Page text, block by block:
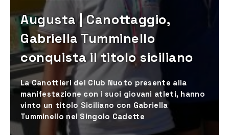
Augusta | Canottaggio,
Gabriella Tumminello
conquista il titolo siciliano
La Canottieri del Club Nuoto presente alla
manifestazione con i suoi giovani atleti, hanno
vinto un titolo Siciliano con Gabriella
Tumminello nel Singolo Cadette